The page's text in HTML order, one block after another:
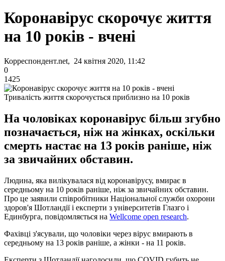
Коронавірус скорочує життя
на 10 років - вчені
Корреспондент.net, 24 квітня 2020, 11:42
0
1425
Тривалість життя скорочується приблизно на 10 років
На чоловіках коронавірус більш згубно
позначається, ніж на жінках, оскільки
смерть настає на 13 років раніше, ніж
за звичайних обставин.
Людина, яка вилікувалася від коронавірусу, вмирає в
середньому на 10 років раніше, ніж за звичайних обставин.
Про це заявили співробітники Національної служби охорони
здоров'я Шотландії і експерти з університетів Глазго і
Единбурга, повідомляється на Wellcome open research.
Фахівці з'ясували, що чоловіки через вірус вмирають в
середньому на 13 років раніше, а жінки - на 11 років.